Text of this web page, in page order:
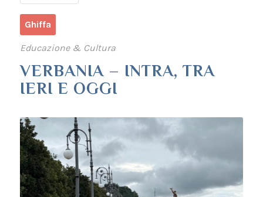
Ghiffa
Educazione & Cultura
VERBANIA – INTRA, TRA
IERI E OGGI